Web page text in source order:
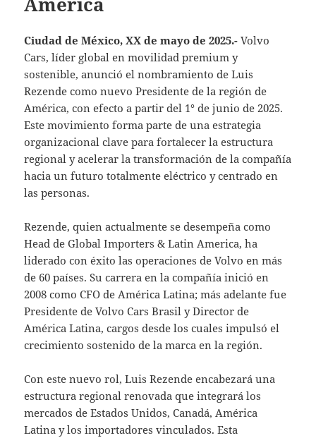
Ciudad de México, XX de mayo de 2025.-Volvo
Cars, líder global en movilidad premium y
sostenible, anunció el nombramiento de Luis
Rezende como nuevo Presidente de la región de
América, con efecto a partir del 1° de junio de 2025.
Este movimiento forma parte de una estrategia
organizacional clave para fortalecer la estructura
regional y acelerar la transformación de la compañía
hacia un futuro totalmente eléctrico y centrado en
las personas.
Rezende, quien actualmente se desempeña como
Head de Global Importers & Latin America, ha
liderado con éxito las operaciones de Volvo en más
de 60 países. Su carrera en la compañía inició en
2008 como CFO de América Latina; más adelante fue
Presidente de Volvo Cars Brasil y Director de
América Latina, cargos desde los cuales impulsó el
crecimiento sostenido de la marca en la región.
Con este nuevo rol, Luis Rezende encabezará una
estructura regional renovada que integrará los
mercados de Estados Unidos, Canadá, América
Latina y los importadores vinculados. Esta